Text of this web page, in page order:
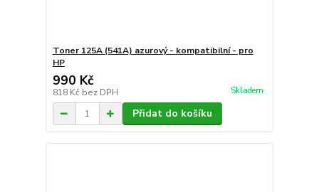
Toner 125A (541A) azurový - kompatibilní - pro
HP
990 Kč
818 Kč bez DPH Skladem
Přidat do košíku